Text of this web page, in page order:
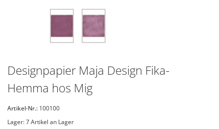
Designpapier Maja Design Fika-
Hemma hos Mig
Artikel-Nr.: 100100
Lager:7 Artikel an Lager